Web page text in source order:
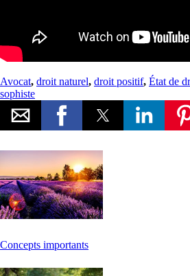
Avocat, droit naturel, droit positif, État de
sophiste
Concepts importants